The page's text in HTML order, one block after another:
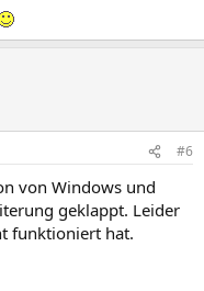
#6
von Windows und
geklappt. Leider
funktioniert hat.